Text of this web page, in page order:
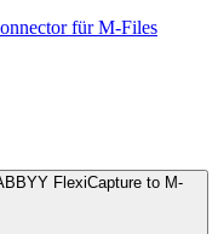
für M-Files
FlexiCapture to M-